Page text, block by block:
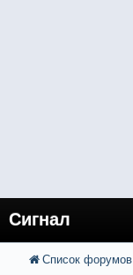
Сигнал
FAQСписок форумов